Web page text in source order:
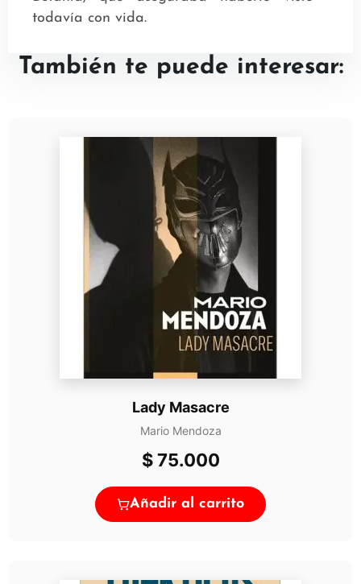
todavía con vida.
También te puede interesar:
Lady Masacre
Mario Mendoza
$75.000
Añadir al carrito